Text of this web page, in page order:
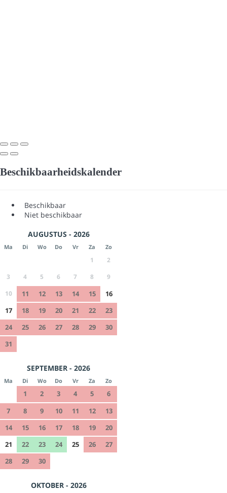
Beschikbaarheidskalender
Beschikbaar
Niet beschikbaar
AUGUSTUS - 2026
Ma Di Wo Do Vr Za Zo
1
2
3
4 5 6 7 8
9
10
11 12 13 14 15
16
17
18 19 20 21 22
23
24
25 26 27 28 29
30
31
SEPTEMBER - 2026
Ma Di Wo Do Vr Za Zo
1 2 3 4 5
6
7
8 9 10 11 12
13
14
15 16 17 18 19
20
21
22 23 24 25 26
27
28
29 30
OKTOBER - 2026